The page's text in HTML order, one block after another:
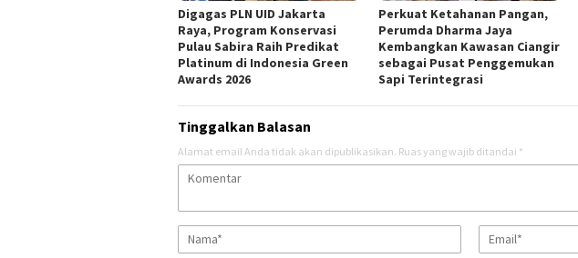
Digagas PLN UID Jakarta
Raya, Program Konservasi
Pulau Sabira Raih Predikat
Platinum di Indonesia Green
Awards 2026
Perkuat Ketahanan Pangan,
Perumda Dharma Jaya
Kembangkan Kawasan Ciangir
sebagai Pusat Penggemukan
Sapi Terintegrasi
Tinggalkan Balasan
Alamat email Anda tidak akan dipublikasikan. Ruas yang wajib ditandai *